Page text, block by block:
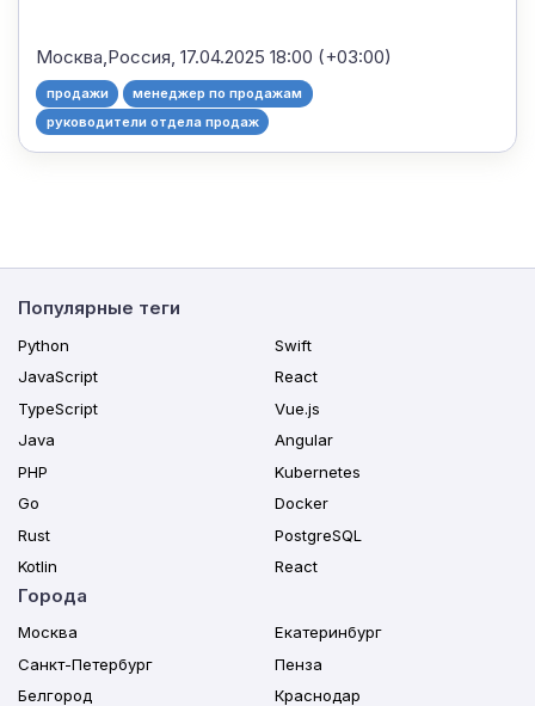
Москва,Россия,17.04.2025 18:00 (+03:00)
продажи
менеджер по продажам
руководители отдела продаж
Популярные теги
Python
JavaScript
TypeScript
Java
PHP
Go
Rust
Kotlin
Swift
React
Vue.js
Angular
Kubernetes
Docker
PostgreSQL
React
Города
Москва
Санкт-Петербург
Белгород
Екатеринбург
Пенза
Краснодар